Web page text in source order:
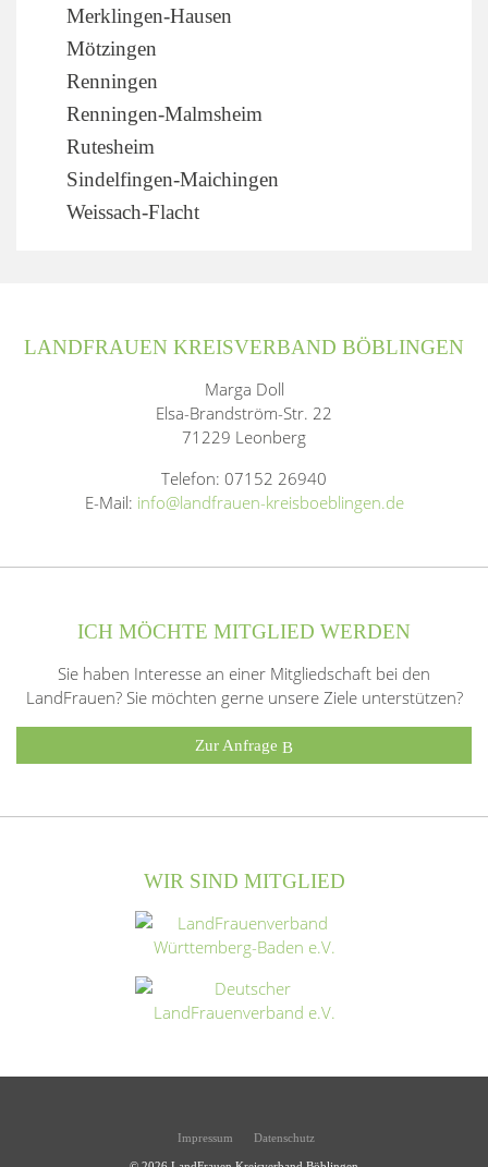
Merklingen-Hausen
Mötzingen
Renningen
Renningen-Malmsheim
Rutesheim
Sindelfingen-Maichingen
Weissach-Flacht
LANDFRAUEN KREISVERBAND BÖBLINGEN
Marga Doll
Elsa-Brandström-Str. 22
71229 Leonberg
Telefon: 07152 26940
E-Mail: info@landfrauen-kreisboeblingen.de
ICH MÖCHTE MITGLIED WERDEN
Sie haben Interesse an einer Mitgliedschaft bei den
LandFrauen? Sie möchten gerne unsere Ziele unterstützen?
Zur Anfrage
WIR SIND MITGLIED
Impressum Datenschutz